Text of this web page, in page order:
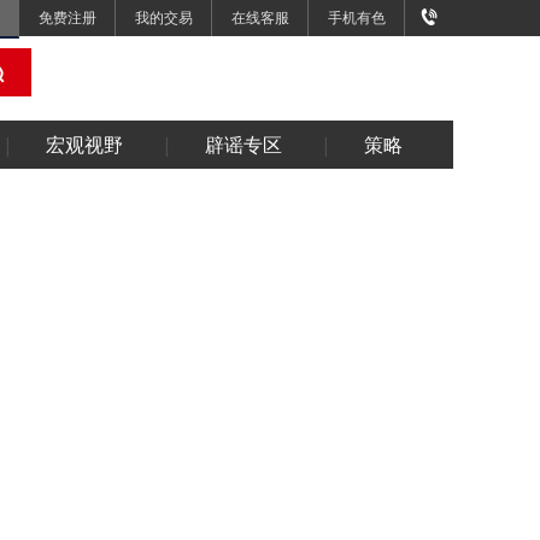
免费注册 我的交易 在线客服 手机有色
宏观视野 辟谣专区 策略